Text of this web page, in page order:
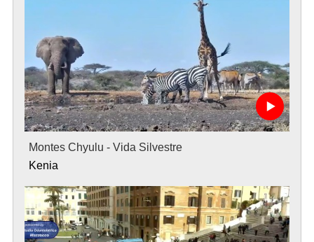
Montes Chyulu - Vida Silvestre
Kenia